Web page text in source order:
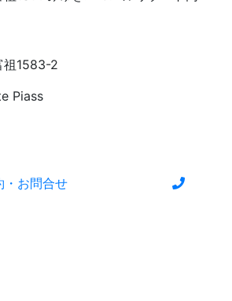
祖1583-2
Piass
お問合せ